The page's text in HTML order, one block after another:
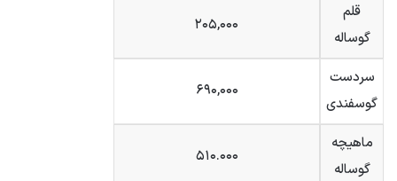
قلم
گوساله
۲۰۵,۰۰۰
سردست
گوسفندی
۶۹۰,۰۰۰
ماهیچه
گوساله
۵۱۰.۰۰۰